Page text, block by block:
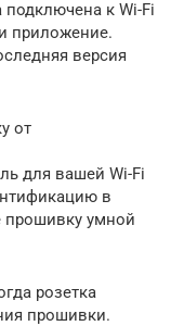
подключена к Wi-Fi
приложение.
версия
от
для вашей Wi-Fi
в
прошивку умной
розетка
прошивки.